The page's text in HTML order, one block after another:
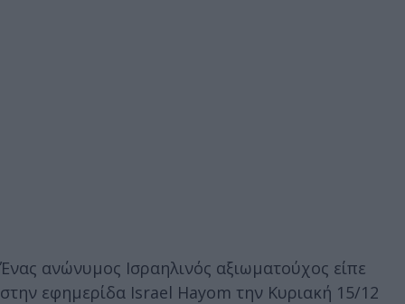
Ένας ανώνυμος Ισραηλινός αξιωματούχος είπε
στην εφημερίδα Israel Hayom την Κυριακή 15/12